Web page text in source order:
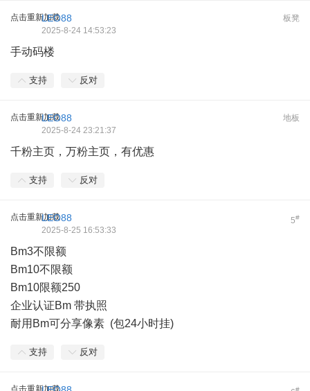
点击重新加载 板凳
LEO88
2025-8-24 14:53:23
手动码楼
支持 反对
点击重新加载 地板
LEO88
2025-8-24 23:21:37
千粉主页，万粉主页，有优惠
支持 反对
点击重新加载 5#
LEO88
2025-8-25 16:53:33
Bm3不限额
Bm10不限额
Bm10限额250
企业认证Bm 带执照
耐用Bm可分享像素 (包24小时挂)
支持 反对
点击重新加载 #